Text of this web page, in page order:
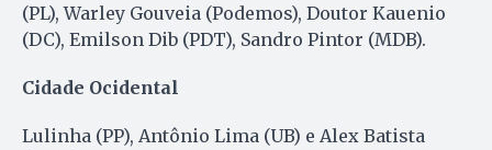
(PL), Warley Gouveia (Podemos), Doutor Kauenio
(DC), Emilson Dib (PDT), Sandro Pintor (MDB).
Cidade Ocidental
Lulinha (PP), Antônio Lima (UB) e Alex Batista